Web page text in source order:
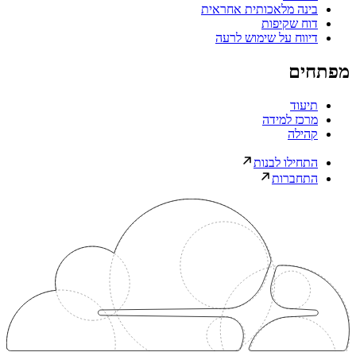
בינה מלאכותית אחראית
דוח שקיפות
דיווח על שימוש לרעה
מפתחים
תיעוד
מרכז למידה
קהילה
התחילו לבנות
התחברות